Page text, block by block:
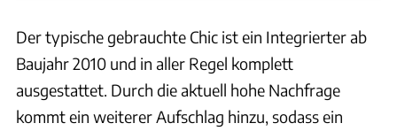
Der typische gebrauchte Chic ist ein Integrierter ab
Baujahr 2010 und in aller Regel komplett
ausgestattet. Durch die aktuell hohe Nachfrage
kommt ein weiterer Aufschlag hinzu, sodass ein